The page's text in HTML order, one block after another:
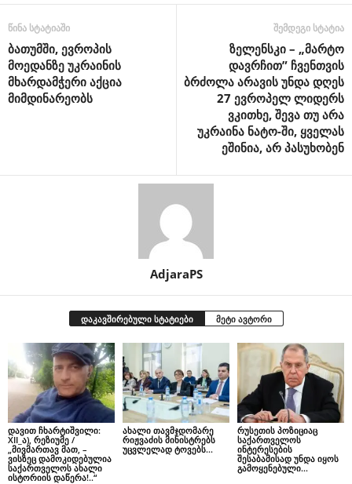
წინა სტატიაში
ბათუმში, ევროპის
მოედანზე უკრაინის
მხარდამჭერი აქცია
მიმდინარეობს
შემდეგი სტატია
ზელენსკი – „მარტო
დავრჩით” ჩვენთვის
ბრძოლა არავის უნდა დღეს
27 ევროპელ ლიდერს
ვკითხე, შევა თუ არა
უკრაინა ნატო-ში, ყველას
ეშინია, არ პასუხობენ
AdjaraPS
დაკავშირებული სტატიები მეტი ავტორი
დავით ჩხარტიშვილი:
XII_ა), რეზიუმე /
„მივმართავ მათ, –
ვისზეც დამოკიდებულია
საქართველოს ახალი
ისტორიის დაწერა!..“
ახალი თავმჯდომარე
რიჟვაძის მინისტრებს
უცვლელად ტოვებს…
რუსეთის პოზიციაც
საქართველოს
ინტერესების
შესაბამისად უნდა იყოს
გამოყენებული…